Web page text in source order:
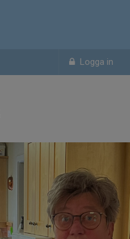
Logga in